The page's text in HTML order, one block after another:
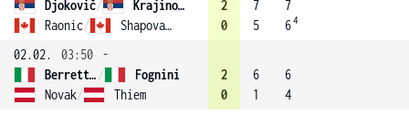
Djokovič/
Krajinovič
Raonic/ Shapovalov
2
0
7
5
7
64
02.02. 03:50
-
Berrettini /
Fognini
Novak/ Thiem
2
0
6
1
6
4